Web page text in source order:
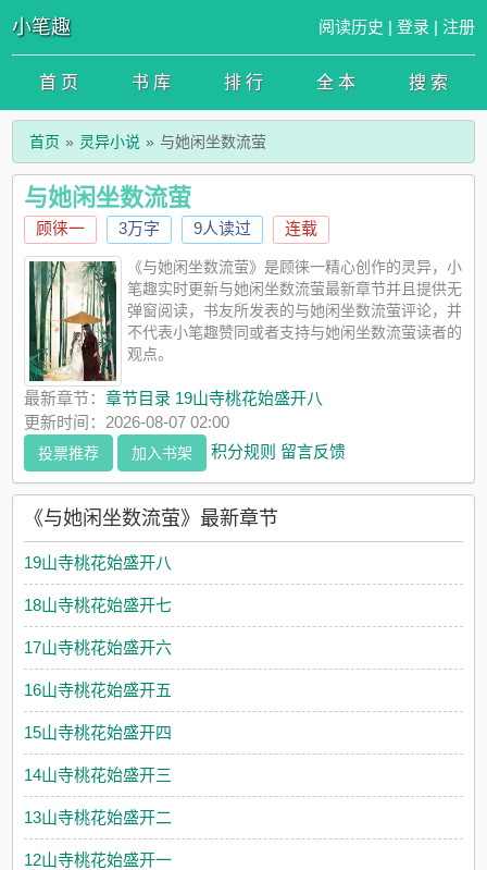
小笔趣 阅读历史 | 登录 | 注册
首 页 书 库 排 行 全 本 搜 索
首页 灵异小说 与她闲坐数流萤
与她闲坐数流萤
顾徕一 3万字 9人读过 连载
《与她闲坐数流萤》是顾徕一精心创作的灵异，小
笔趣实时更新与她闲坐数流萤最新章节并且提供无
弹窗阅读，书友所发表的与她闲坐数流萤评论，并
不代表小笔趣赞同或者支持与她闲坐数流萤读者的
观点。
最新章节：章节目录 19山寺桃花始盛开八
更新时间：2026-08-07 02:00
投票推荐 加入书架 积分规则 留言反馈
《与她闲坐数流萤》最新章节
19山寺桃花始盛开八
18山寺桃花始盛开七
17山寺桃花始盛开六
16山寺桃花始盛开五
15山寺桃花始盛开四
14山寺桃花始盛开三
13山寺桃花始盛开二
12山寺桃花始盛开一